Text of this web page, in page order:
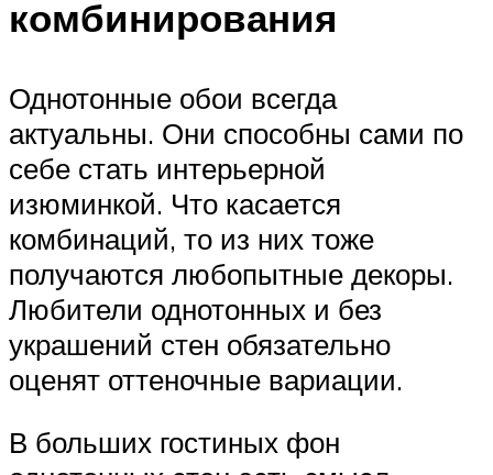
комбинирования
Однотонные обои всегда
актуальны. Они способны сами по
себе стать интерьерной
изюминкой. Что касается
комбинаций, то из них тоже
получаются любопытные декоры.
Любители однотонных и без
украшений стен обязательно
оценят оттеночные вариации.
В больших гостиных фон